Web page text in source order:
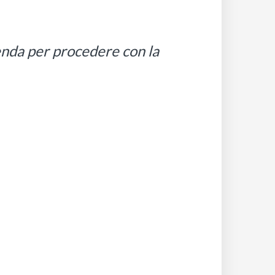
per procedere con la